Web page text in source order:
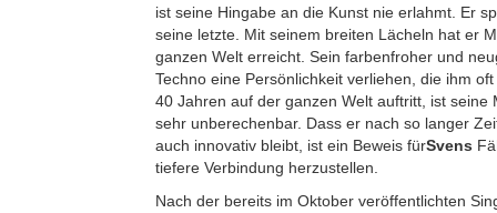
ist seine Hingabe an die Kunst nie erlahmt. Er
seine letzte. Mit seinem breiten Lächeln hat er
ganzen Welt erreicht. Sein farbenfroher und
Techno eine Persönlichkeit verliehen, die ihm
40 Jahren auf der ganzen Welt auftritt, ist seine
sehr unberechenbar. Dass er nach so langer
auch innovativ bleibt, ist ein Beweis fürSvens
tiefere Verbindung herzustellen.
Nach der bereits im Oktober veröffentlichten